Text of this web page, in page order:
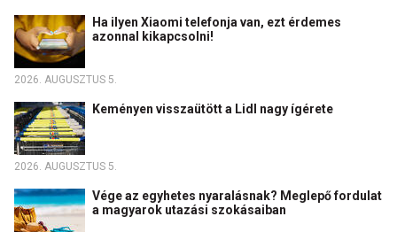
Ha ilyen Xiaomi telefonja van, ezt érdemes
azonnal kikapcsolni!
2026. AUGUSZTUS 5.
Keményen visszaütött a Lidl nagy ígérete
2026. AUGUSZTUS 5.
Vége az egyhetes nyaralásnak? Meglepő fordulat
a magyarok utazási szokásaiban